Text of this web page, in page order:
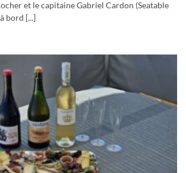
et le capitaine Gabriel Cardon (Seatable
bord [...]